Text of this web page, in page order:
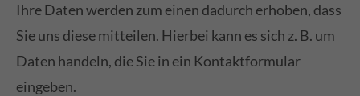
Ihre Daten werden zum einen dadurch erhoben, dass
Sie uns diese mitteilen. Hierbei kann es sich z. B. um
Daten handeln, die Sie in ein Kontaktformular
eingeben.